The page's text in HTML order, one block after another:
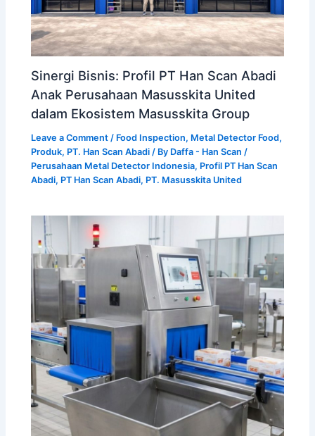
Sinergi Bisnis: Profil PT Han Scan Abadi
Anak Perusahaan Masusskita United
dalam Ekosistem Masusskita Group
Leave a Comment / Food Inspection, Metal Detector Food,
Produk, PT. Han Scan Abadi / By Daffa - Han Scan/
Perusahaan Metal Detector Indonesia, Profil PT Han Scan
Abadi, PT Han Scan Abadi, PT. Masusskita United